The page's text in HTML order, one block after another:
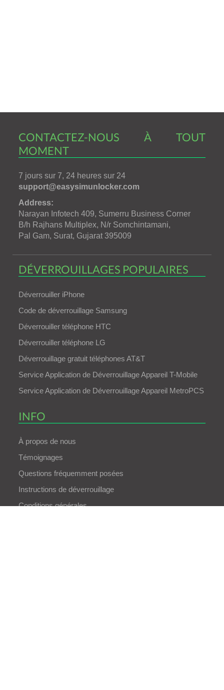
CONTACTEZ-NOUS À TOUT
MOMENT
7 jours sur 7, 24 heures sur 24
support@easysimunlocker.com
Address:
Narayan Infotech 409, Sumerru Business Corner
B/h Rajhans Multiplex, N/r Somchintamani,
Pal Gam, Surat, Gujarat 395009
DÉVERROUILLAGES POPULAIRES
Déverrouiller iPhone
Code de déverrouillage Samsung
Déverrouiller téléphone HTC
Déverrouiller téléphone LG
Déverrouillage gratuit téléphones AT&T
Service Application de Déverrouillage Appareil T-Mobile
Service Application de Déverrouillage Appareil MetroPCS
INFO
À propos de nous
Témoignages
Questions fréquemment posées
Instructions de déverrouillage
Conditions générales